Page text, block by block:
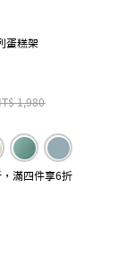
蛋糕架
reduced from
1,980to
滿四件享6折